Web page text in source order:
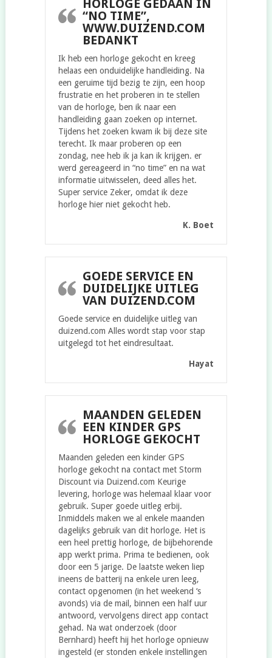
HORLOGE GEDAAN IN
“NO TIME”,
WWW.DUIZEND.COM
BEDANKT
Ik heb een horloge gekocht en kreeg
helaas een onduidelijke handleiding. Na
een geruime tijd bezig te zijn, een hoop
frustratie en het proberen in te stellen
van de horloge, ben ik naar een
handleiding gaan zoeken op internet.
Tijdens het zoeken kwam ik bij deze site
terecht. Ik maar proberen op een
zondag, nee heb ik ja kan ik krijgen. er
werd gereageerd in “no time” en na wat
informatie uitwisselen, deed alles het.
Super service Zeker, omdat ik deze
horloge hier niet gekocht heb.
K. Boet
GOEDE SERVICE EN
DUIDELIJKE UITLEG
VAN DUIZEND.COM
Goede service en duidelijke uitleg van
duizend.com Alles wordt stap voor stap
uitgelegd tot het eindresultaat.
Hayat
MAANDEN GELEDEN
EEN KINDER GPS
HORLOGE GEKOCHT
Maanden geleden een kinder GPS
horloge gekocht na contact met Storm
Discount via Duizend.com Keurige
levering, horloge was helemaal klaar voor
gebruik. Super goede uitleg erbij.
Inmiddels maken we al enkele maanden
dagelijks gebruik van dit horloge. Het is
een heel prettig horloge, de bijbehorende
app werkt prima. Prima te bedienen, ook
door een 5 jarige. De laatste weken liep
ineens de batterij na enkele uren leeg,
contact opgenomen (in het weekend ‘s
avonds) via de mail, binnen een half uur
antwoord, vervolgens direct app contact
gehad. Na wat onderzoek (door
Bernhard) heeft hij het horloge opnieuw
ingesteld (er stonden enkele instellingen